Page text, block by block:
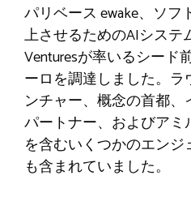
パリベース ewake、ソフ
上させるためのAIシステ
Venturesが率いるシード
ーロを調達しました。ラ
ンチャー、概念の首都
パートナー、およびア
を含むいくつかのエン
も含まれていました。